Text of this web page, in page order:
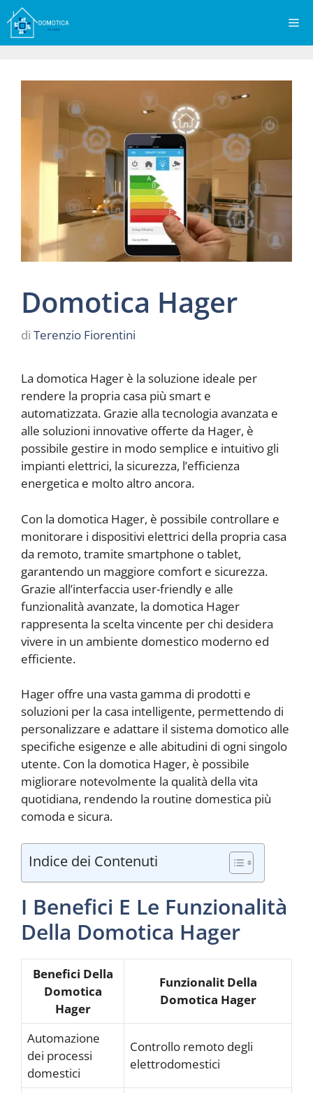
Vai
al
contenuto
Domotica Hager
di Terenzio Fiorentini
La domotica Hager è la soluzione ideale per
rendere la propria casa più smart e
automatizzata. Grazie alla tecnologia avanzata e
alle soluzioni innovative offerte da Hager, è
possibile gestire in modo semplice e intuitivo gli
impianti elettrici, la sicurezza, l’efficienza
energetica e molto altro ancora.
Con la domotica Hager, è possibile controllare e
monitorare i dispositivi elettrici della propria casa
da remoto, tramite smartphone o tablet,
garantendo un maggiore comfort e sicurezza.
Grazie all’interfaccia user-friendly e alle
funzionalità avanzate, la domotica Hager
rappresenta la scelta vincente per chi desidera
vivere in un ambiente domestico moderno ed
efficiente.
Hager offre una vasta gamma di prodotti e
soluzioni per la casa intelligente, permettendo di
personalizzare e adattare il sistema domotico alle
specifiche esigenze e alle abitudini di ogni singolo
utente. Con la domotica Hager, è possibile
migliorare notevolmente la qualità della vita
quotidiana, rendendo la routine domestica più
comoda e sicura.
Indice dei Contenuti
I Benefici E Le Funzionalità
Della Domotica Hager
Benefici Della
Domotica
Hager
Funzionalit Della
Domotica Hager
Automazione
dei processi
domestici
Controllo remoto degli
elettrodomestici